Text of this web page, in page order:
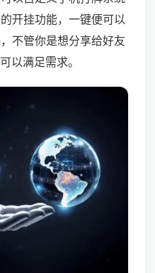
开挂功能，一键便可以
不管你是想分享给好友
以满足需求。